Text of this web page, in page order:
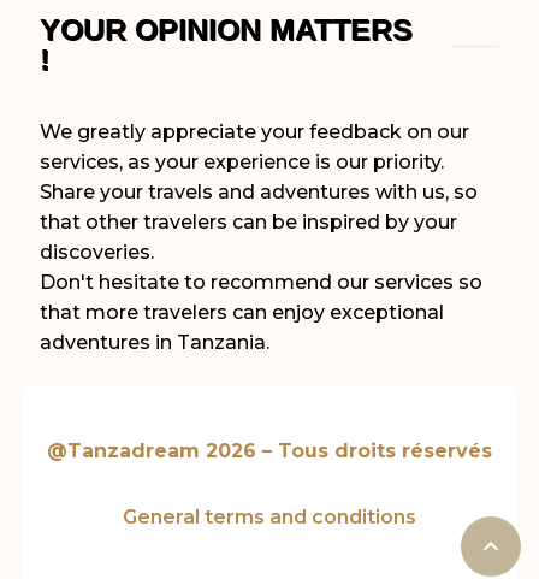
YOUR OPINION MATTERS
!
We greatly appreciate your feedback on our
services, as your experience is our priority.
Share your travels and adventures with us, so
that other travelers can be inspired by your
discoveries.
Don't hesitate to recommend our services so
that more travelers can enjoy exceptional
adventures in Tanzania.
@Tanzadream 2026 – Tous droits réservés
General terms and conditions
